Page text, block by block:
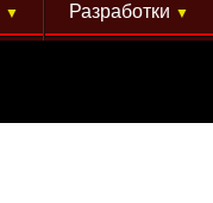
▼ Разработки ▼